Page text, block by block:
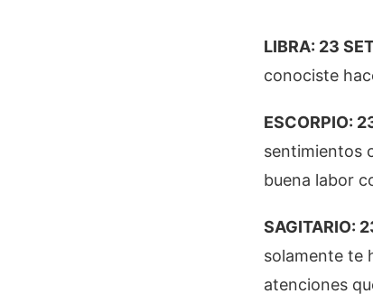
LIBRA: 23
conociste
ESCORPIO:
sentimientos
buena labor
SAGITARIO:
solamente te
atenciones